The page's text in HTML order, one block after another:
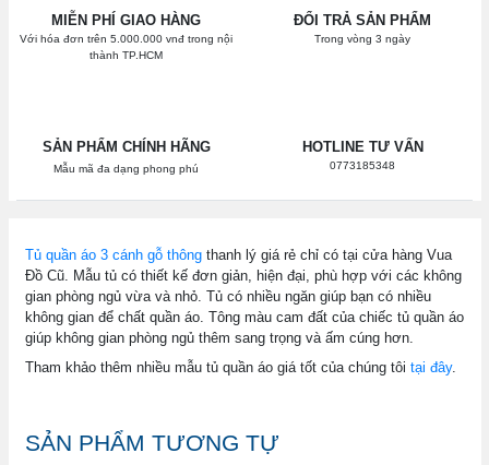
MIỄN PHÍ GIAO HÀNG
Với hóa đơn trên 5.000.000 vnđ trong nội
thành TP.HCM
ĐỔI TRẢ SẢN PHẨM
Trong vòng 3 ngày
SẢN PHẨM CHÍNH HÃNG
Mẫu mã đa dạng phong phú
HOTLINE TƯ VẤN
0773185348
Tủ quần áo 3 cánh gỗ thông thanh lý giá rẻ chỉ có tại cửa hàng Vua
Đồ Cũ. Mẫu tủ có thiết kế đơn giản, hiện đại, phù hợp với các không
gian phòng ngủ vừa và nhỏ. Tủ có nhiều ngăn giúp bạn có nhiều
không gian để chất quần áo. Tông màu cam đất của chiếc tủ quần áo
giúp không gian phòng ngủ thêm sang trọng và ấm cúng hơn.
Tham khảo thêm nhiều mẫu tủ quần áo giá tốt của chúng tôi tại đây.
SẢN PHẨM TƯƠNG TỰ